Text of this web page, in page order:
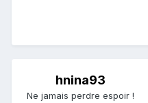
hnina93
Ne jamais perdre espoir !